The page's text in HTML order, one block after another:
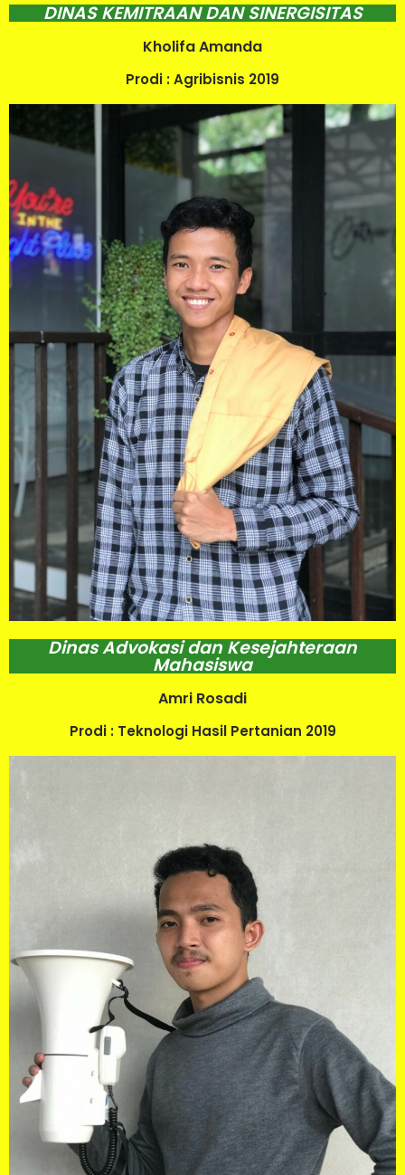
DINAS KEMITRAAN DAN SINERGISITAS
Kholifa Amanda
Prodi : Agribisnis 2019
Dinas Advokasi dan Kesejahteraan
Mahasiswa
Amri Rosadi
Prodi : Teknologi Hasil Pertanian 2019